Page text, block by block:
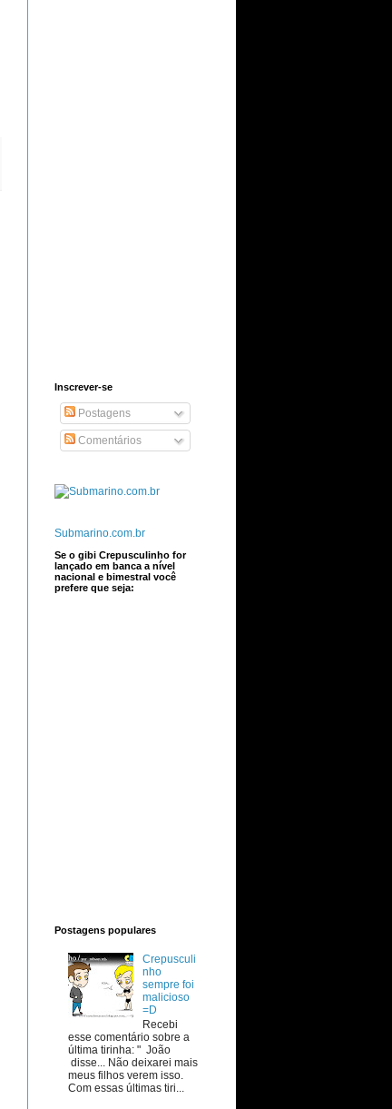
Inscrever-se
Postagens
Comentários
Submarino.com.br
Se o gibi Crepusculinho for
lançado em banca a nível
nacional e bimestral você
prefere que seja:
Postagens populares
Crepusculi
nho
sempre foi
malicioso
=D
Recebi
esse comentário sobre a
última tirinha: " João
disse... Não deixarei mais
meus filhos verem isso.
Com essas últimas tiri...